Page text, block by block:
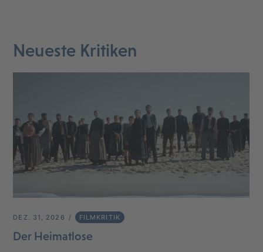
Neueste Kritiken
DEZ. 31, 2026 FILMKRITIK
Der Heimatlose